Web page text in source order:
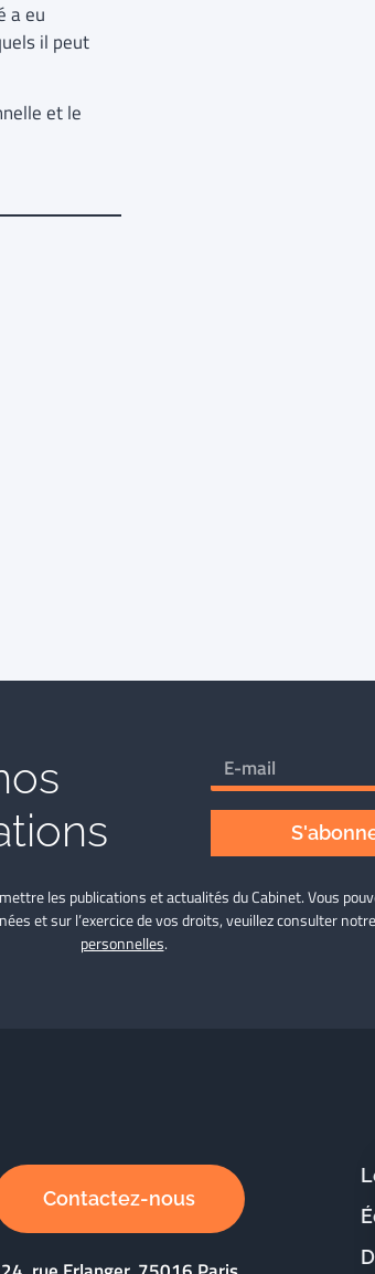
a eu
il peut
et le
les publications et actualités du Cabinet. Vous
et sur l’exercice de vos droits, veuillez consulter notre
personnelles.
Contactez-nous